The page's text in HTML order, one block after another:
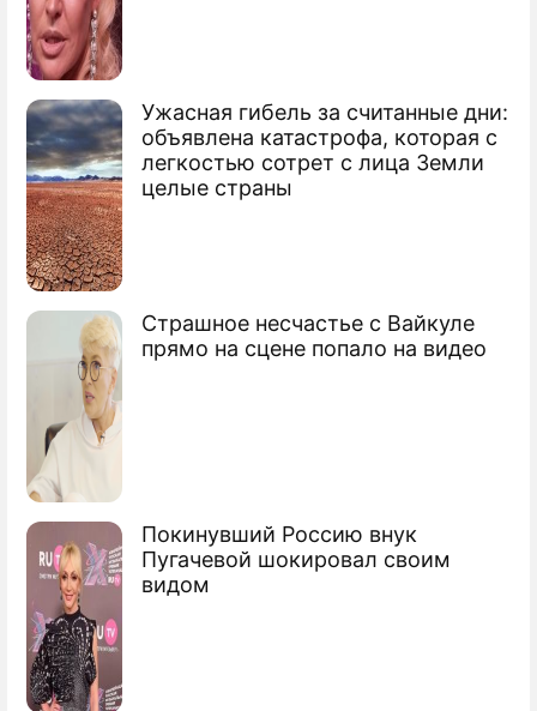
Ужасная гибель за считанные дни:
объявлена катастрофа, которая с
легкостью сотрет с лица Земли
целые страны
Страшное несчастье с Вайкуле
прямо на сцене попало на видео
Покинувший Россию внук
Пугачевой шокировал своим
видом
Кусака Суарес со скандалом ушел в
горы
ФИФА жестоко наказала кусающегося
Суареса
Кусаку Суареса сослали в "Барселону"
Сюжеты
Футбол